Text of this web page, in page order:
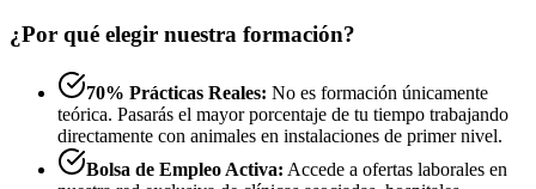
¿Por qué elegir nuestra formación?
70% Prácticas Reales: No es formación únicamente
teórica. Pasarás el mayor porcentaje de tu tiempo trabajando
directamente con animales en instalaciones de primer nivel.
Bolsa de Empleo Activa: Accede a ofertas laborales en